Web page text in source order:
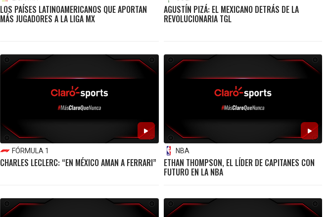
LOS PAÍSES LATINOAMERICANOS QUE APORTAN
MÁS JUGADORES A LA LIGA MX
AGUSTÍN PIZÁ: EL MEXICANO DETRÁS DE LA
REVOLUCIONARIA TGL
FÓRMULA 1
CHARLES LECLERC: “EN MÉXICO AMAN A FERRARI”
NBA
ETHAN THOMPSON, EL LÍDER DE CAPITANES CON
FUTURO EN LA NBA